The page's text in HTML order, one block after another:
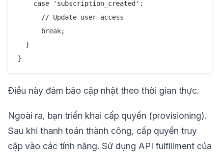
    case 'subscription_created':
      // Update user access
      break;
  }
Điều này đảm bảo cập nhật theo thời gian thực.
Ngoài ra, bạn triển khai cấp quyền (provisioning).
Sau khi thanh toán thành công, cấp quyền truy
cập vào các tính năng. Sử dụng API fulfillment của